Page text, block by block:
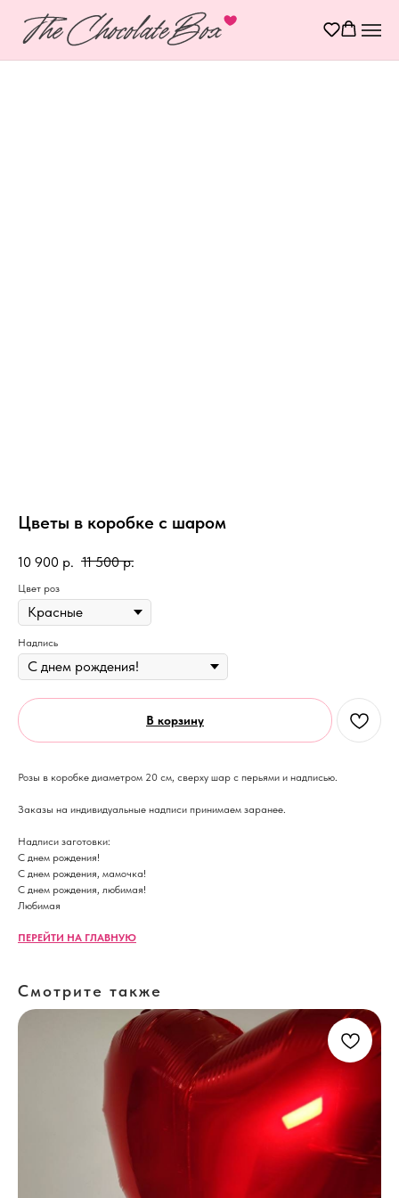
Цветы в коробке с шаром
10 900 р. 11 500 р.
Цвет роз
Надпись
В корзину
Розы в коробке диаметром 20 см, сверху шар с перьями и надписью.
Заказы на индивидуальные надписи принимаем заранее.
Надписи заготовки:
С днем рождения!
С днем рождения, мамочка!
С днем рождения, любимая!
Любимая
ПЕРЕЙТИ НА ГЛАВНУЮ
Смотрите также